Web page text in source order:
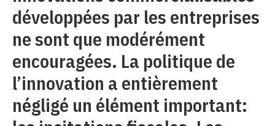
développées par les entreprises
ne sont que modérément
encouragées. La politique de
l’innovation a entièrement
négligé un élément important: